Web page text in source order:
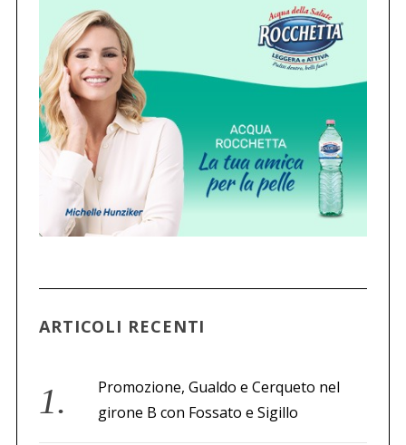
ARTICOLI RECENTI
Promozione, Gualdo e Cerqueto nel
girone B con Fossato e Sigillo